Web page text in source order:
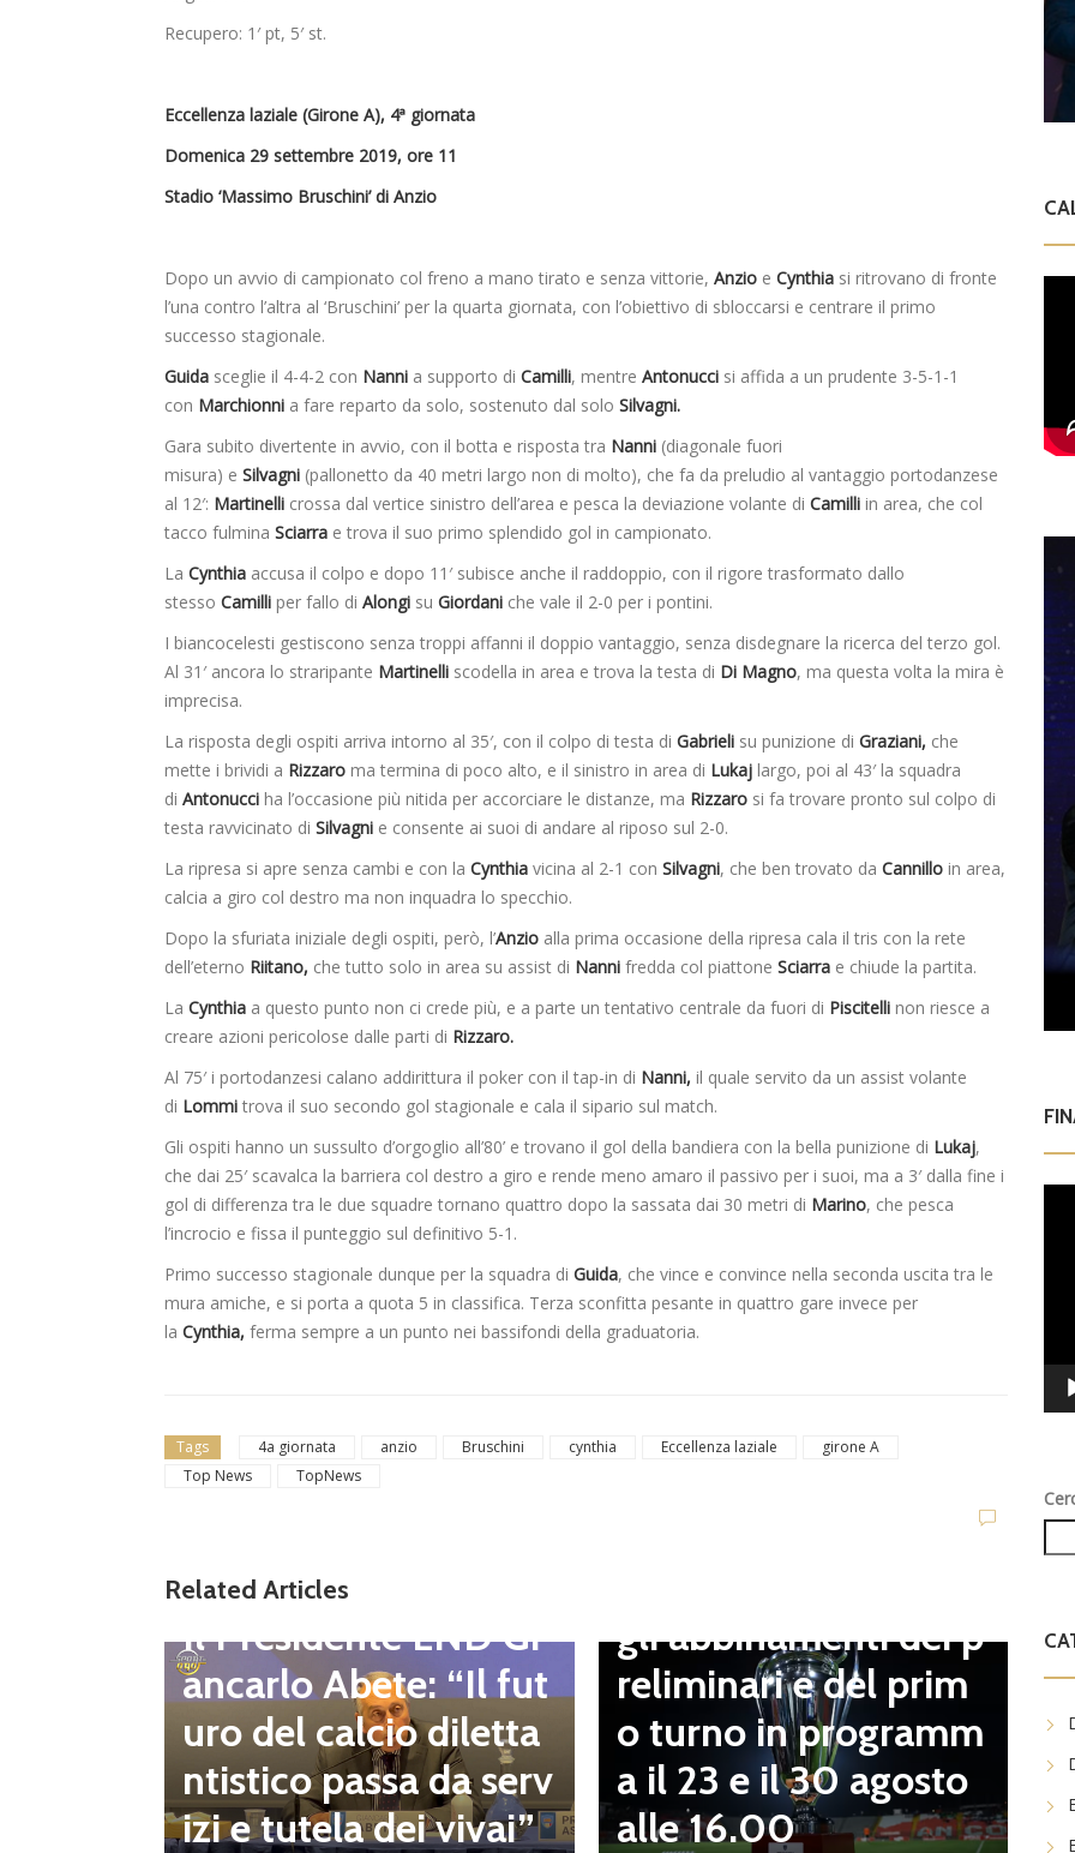
Recupero: 1′ pt, 5′ st.
Eccellenza laziale (Girone A), 4ª giornata
Domenica 29 settembre 2019, ore 11
Stadio ‘Massimo Bruschini’ di Anzio
Dopo un avvio di campionato col freno a mano tirato e senza vittorie, Anzio e Cynthia si ritrovano di fronte
l’una contro l’altra al ‘Bruschini’ per la quarta giornata, con l’obiettivo di sbloccarsi e centrare il primo
successo stagionale.
Guida sceglie il 4-4-2 con Nanni a supporto di Camilli, mentre Antonucci si affida a un prudente 3-5-1-1
con Marchionni a fare reparto da solo, sostenuto dal solo Silvagni.
Gara subito divertente in avvio, con il botta e risposta tra Nanni (diagonale fuori
misura) e Silvagni (pallonetto da 40 metri largo non di molto), che fa da preludio al vantaggio portodanzese
al 12′: Martinelli crossa dal vertice sinistro dell’area e pesca la deviazione volante di Camilli in area, che col
tacco fulmina Sciarra e trova il suo primo splendido gol in campionato.
La Cynthia accusa il colpo e dopo 11′ subisce anche il raddoppio, con il rigore trasformato dallo
stesso Camilli per fallo di Alongi su Giordani che vale il 2-0 per i pontini.
I biancocelesti gestiscono senza troppi affanni il doppio vantaggio, senza disdegnare la ricerca del terzo gol.
Al 31′ ancora lo straripante Martinelli scodella in area e trova la testa di Di Magno, ma questa volta la mira è
imprecisa.
La risposta degli ospiti arriva intorno al 35′, con il colpo di testa di Gabrieli su punizione di Graziani, che
mette i brividi a Rizzaro ma termina di poco alto, e il sinistro in area di Lukaj largo, poi al 43′ la squadra
di Antonucci ha l’occasione più nitida per accorciare le distanze, ma Rizzaro si fa trovare pronto sul colpo di
testa ravvicinato di Silvagni e consente ai suoi di andare al riposo sul 2-0.
La ripresa si apre senza cambi e con la Cynthia vicina al 2-1 con Silvagni, che ben trovato da Cannillo in area,
calcia a giro col destro ma non inquadra lo specchio.
Dopo la sfuriata iniziale degli ospiti, però, l’Anzio alla prima occasione della ripresa cala il tris con la rete
dell’eterno Riitano, che tutto solo in area su assist di Nanni fredda col piattone Sciarra e chiude la partita.
La Cynthia a questo punto non ci crede più, e a parte un tentativo centrale da fuori di Piscitelli non riesce a
creare azioni pericolose dalle parti di Rizzaro.
Al 75′ i portodanzesi calano addirittura il poker con il tap-in di Nanni, il quale servito da un assist volante
di Lommi trova il suo secondo gol stagionale e cala il sipario sul match.
Gli ospiti hanno un sussulto d’orgoglio all’80’ e trovano il gol della bandiera con la bella punizione di Lukaj,
che dai 25′ scavalca la barriera col destro a giro e rende meno amaro il passivo per i suoi, ma a 3′ dalla fine i
gol di differenza tra le due squadre tornano quattro dopo la sassata dai 30 metri di Marino, che pesca
l’incrocio e fissa il punteggio sul definitivo 5-1.
Primo successo stagionale dunque per la squadra di Guida, che vince e convince nella seconda uscita tra le
mura amiche, e si porta a quota 5 in classifica. Terza sconfitta pesante in quattro gare invece per
la Cynthia, ferma sempre a un punto nei bassifondi della graduatoria.
Tags 4a giornata anzio Bruschini cynthia Eccellenza laziale
girone A
Top News
TopNews
Related Articles
Dilettanti Regionali
Il Presidente LND Gi
ancarlo Abete: “Il fut
uro del calcio diletta
ntistico passa da serv
izi e tutela dei vivai”
gli abbinamenti dei p
reliminari e del prim
o turno in programm
a il 23 e il 30 agosto
alle 16.00